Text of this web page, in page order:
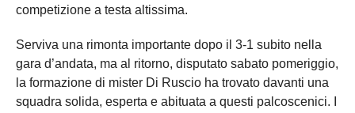
competizione a testa altissima.
Serviva una rimonta importante dopo il 3-1 subito nella
gara d’andata, ma al ritorno, disputato sabato pomeriggio,
la formazione di mister Di Ruscio ha trovato davanti una
squadra solida, esperta e abituata a questi palcoscenici. I